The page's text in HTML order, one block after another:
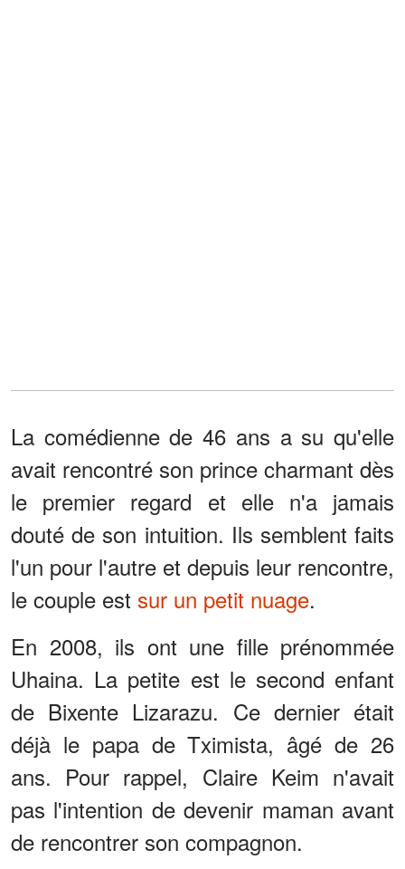
La comédienne de 46 ans a su qu'elle
avait rencontré son prince charmant dès
le premier regard et elle n'a jamais
douté de son intuition. Ils semblent faits
l'un pour l'autre et depuis leur rencontre,
le couple est sur un petit nuage.
En 2008, ils ont une fille prénommée
Uhaina. La petite est le second enfant
de Bixente Lizarazu. Ce dernier était
déjà le papa de Tximista, âgé de 26
ans. Pour rappel, Claire Keim n'avait
pas l'intention de devenir maman avant
de rencontrer son compagnon.